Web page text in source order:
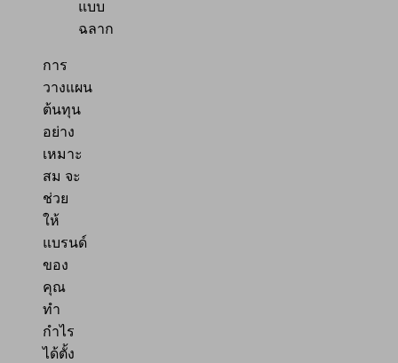
แบบ
ฉลาก
การ
วางแผน
ต้นทุน
อย่าง
เหมาะ
สม จะ
ช่วย
ให้
แบรนด์
ของ
คุณ
ทำ
กำไร
ได้ตั้ง